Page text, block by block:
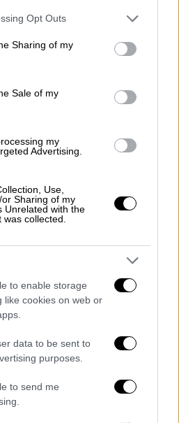
app uses one or more Google
behaviour. You may click to
and its third-party tags to
purposes in below Google
Opt Outs
Sharing of my
Sale of my
my
Advertising.
Use,
Sharing of my
Unrelated with the
collected.
to enable storage
like cookies on web or
data to be sent to
purposes.
to send me
Σοκαριστικές
της Tζ. Κ. Ρόουλινγκ
στον Σαλμάν
στην αστυνομία